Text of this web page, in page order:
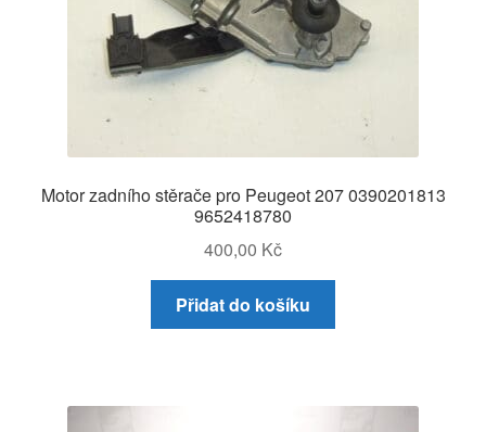
Motor zadního stěrače pro Peugeot 207 0390201813
9652418780
400,00 Kč
Přidat do košíku